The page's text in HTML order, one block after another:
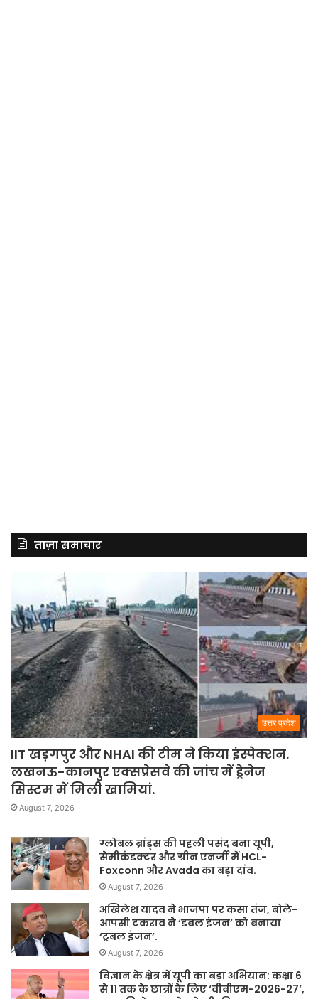
ताज़ा समाचार
उत्तर प्रदेश
IIT खड़गपुर और NHAI की टीम ने किया इंस्पेक्शन.
लखनऊ-कानपुर एक्सप्रेसवे की जांच में ड्रेनेज
सिस्टम में मिली खामियां.
August 7, 2026
ग्लोबल ब्रांड्स की पहली पसंद बना यूपी,
सेमीकंडक्टर और ग्रीन एनर्जी में HCL-
Foxconn और Avada का बड़ा दांव.
August 7, 2026
अखिलेश यादव ने भाजपा पर कसा तंज, बोले-
आपसी टकराव ने ‘डबल इंजन’ को बनाया
‘ट्रबल इंजन’.
August 7, 2026
विज्ञान के क्षेत्र में यूपी का बड़ा अभियान: कक्षा 6
से 11 तक के छात्रों के लिए ‘वीवीएम-2026-27’,